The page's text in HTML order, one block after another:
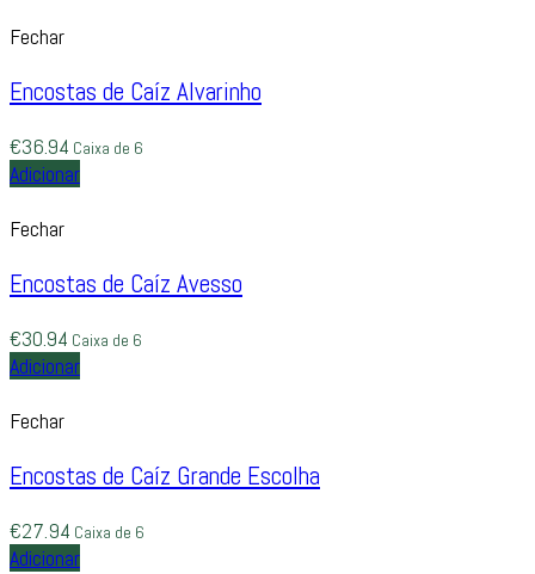
Fechar
Encostas de Caíz Alvarinho
€36.94 Caixa de 6
Adicionar
Fechar
Encostas de Caíz Avesso
€30.94 Caixa de 6
Adicionar
Fechar
Encostas de Caíz Grande Escolha
€27.94 Caixa de 6
Adicionar